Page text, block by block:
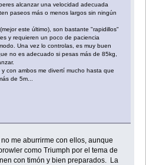
alcanzar una velocidad adecuada
paseos más o menos largos sin ningún
este último), son bastante "rapidillos"
y requieren un poco de paciencia
Una vez lo controlas, es muy buen
no es adecuado si pesas más de 85kg,
con ambos me divertí mucho hasta que
de 5m...
me aburrirme con ellos, aunque
como Triumph por el tema de
con timón y bien preparados. La